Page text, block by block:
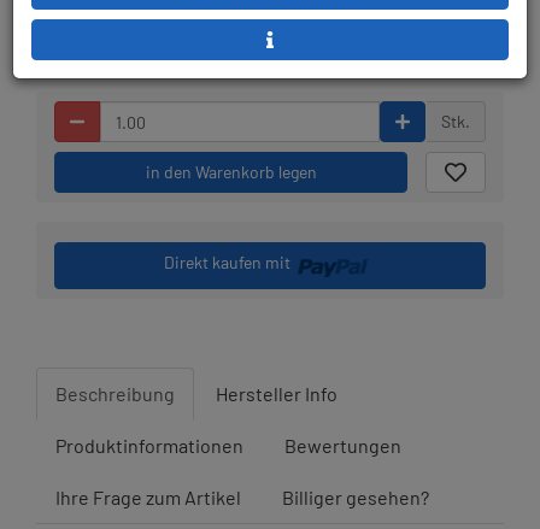
Stk.
in den Warenkorb legen
Direkt kaufen mit
Beschreibung Hersteller Info
Produktinformationen Bewertungen
Ihre Frage zum Artikel Billiger gesehen?